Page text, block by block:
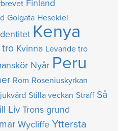
Finland
Golgata Hesekiel
Kenya
tro Kvinna Levande tro
Nyår Peru
Rom Roseniuskyrkan
Stilla veckan Straff Så
Liv Trons grund
Wycliffe Yttersta